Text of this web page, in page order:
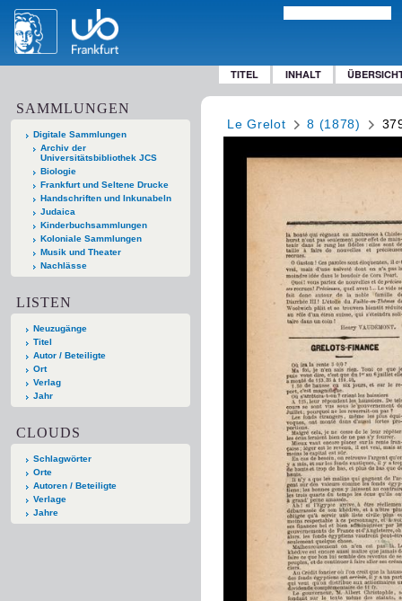
TITEL INHALT
SAMMLUNGEN
Digitale Sammlungen
Archiv der
Universitätsbibliothek JCS
Biologie
Frankfurt und Seltene Drucke
Handschriften und Inkunabeln
Judaica
Kinderbuchsammlungen
Koloniale Sammlungen
Musik und Theater
Nachlässe
LISTEN
Neuzugänge
Titel
Autor / Beteiligte
Ort
Verlag
Jahr
CLOUDS
Schlagwörter
Orte
Autoren / Beteiligte
Verlage
Jahre
Le Grelot 8 (1878)